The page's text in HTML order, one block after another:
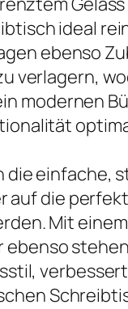
ideal
ebenso
verlagern,
modernen
einfache,
auf die
Mit